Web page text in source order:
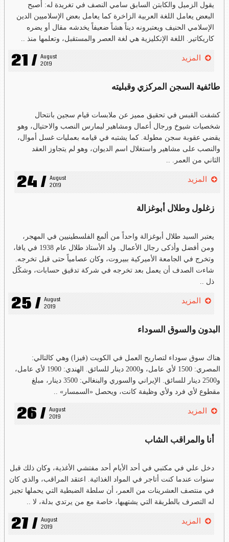
يقول الزميل والكابتن السابق سامي النصف في تغريدة له: أصبح
البعض يعامل اللغة العربية الزاخرة كما يعامل بعض الإسلاميين الدين
الإسلامي الحنيف ويعتبرونه ديناً هشاً ضعيفاً يخدشه مقال أو يضره
كاريكاتير. اللغة الإنكليزية هي لغة العصر والمستقبل، وتعلمها منذ ..
21 / August
2019
المزيد
طائفية السجن المركزي وقبليته
كشفت القبس في تحقيق مميز عن ملابسات قيام سجين بانتحال
شخصيات شيوخ ورجال أعمال ومشاهير ليمارس النصب والاحتيال، وهو
يقضي عقوبة سجن مطولة. كما يشتبه في قيامه بعمليات غسل أموال،
والنصب على مشاهير واستغلال اسم الديوان، وهو لم يتجاوز العقد
الثاني من العمر. ..
24 / August
2019
المزيد
زغلول وطلال أبوغزالة
يعتبر السيد طلال أبوغزالة واحداً من ألمع الفلسطينيين في المهجر،
ومن أفضل وأذكى رجال الأعمال. ولد الأستاذ طلال عام 1938 في يافا،
وتخرج في الجامعة الأميركية ببيروت، وكان عصامياً حتى قبل تخرجه.
شاءت الصدف أن يعمل بعد تخرجه في شركة تدقيق حسابات، وشكّل
ذل ..
25 / August
2019
المزيد
البدون والسوق السوداء
هناك سوق سوداء لتصاريح العمل في الكويت (فيزا) وهي كالتالي:
المصري: 1500 لأي عامل، و2000 دينار للسائق. الهندي: 1900 لأي عامل،
و2500 دينار للسائق. الإيراني والسوري والبنغالي: 3500 دينار، مبلغ
مقطوع لأي فرد ولأي وظيفة كانت، ويحصل «السمسار» ..
26 / August
2019
المزيد
أنا والمراقب الشاب
دخل علي في مكتبي في أحد الأيام أحد مفتشي الأغذية، وكان ذلك قبل
سنوات عندما كنت أتاجر في المواد الغذائية. اعتقد المراقب، والذي كان
في منتصف العشرينات من العمر، أن سلطة الضبطية التي يحملها تجيز
له التصرف بالطريقة التي يشتهيها، خاصة مع من يرتدي بدلة، لا ..
27 / August
2019
المزيد